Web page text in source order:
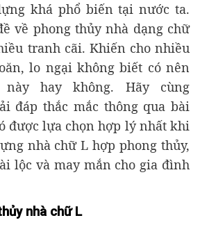
khá phổ biến tại nước ta.
về phong thủy nhà dạng chữ
tranh cãi. Khiến cho nhiều
lo ngại không biết có nên
hay không. Hãy cùng
đáp thắc mắc thông qua bài
được lựa chọn hợp lý nhất khi
nhà chữ L hợp phong thủy,
lộc và may mắn cho gia đình
nhà chữ L